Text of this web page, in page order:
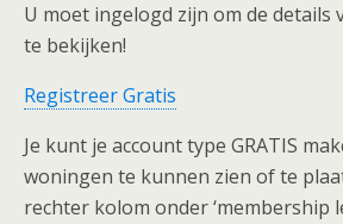
U moet ingelogd zijn om de details
te bekijken!
Registreer Gratis
Je kunt je account type GRATIS
woningen te kunnen zien of te
rechter kolom onder ‘membership